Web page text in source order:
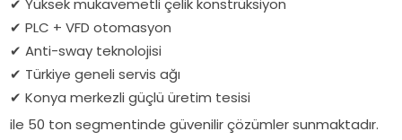
✔
✔ PLC + VFD otomasyon
✔ Anti-sway teknolojisi
✔ Türkiye geneli servis ağı
✔ Konya merkezli güçlü üretim tesisi
ile 50 ton segmentinde güvenilir çözümler sunmaktadır.